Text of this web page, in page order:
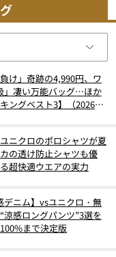
け」奇跡の4,990円、ワ
」凄い万能バッグ…ほか
ングベスト3】（2026年
ニクロのポロシャツが夏
の透け防止シャツも優
超快適ウエアの実力
デニム】vsユニクロ・無
感ロングパンツ”3選を
まで決定版